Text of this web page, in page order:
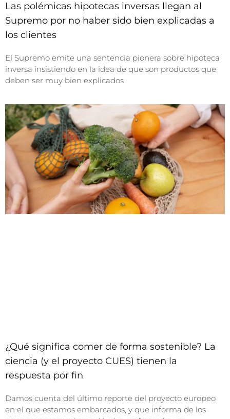
Las polémicas hipotecas inversas llegan al
Supremo por no haber sido bien explicadas a
los clientes
El Supremo emite una sentencia pionera sobre hipoteca
inversa insistiendo en la idea de que son productos que
deben ser muy bien explicados
¿Qué significa comer de forma sostenible? La
ciencia (y el proyecto CUES) tienen la
respuesta por fin
Damos cuenta del último reporte del proyecto europeo
en el que estamos embarcados, y que informa de los